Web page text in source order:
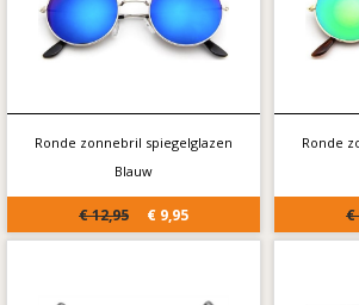
Ronde zonnebril spiegelglazen
Blauw
€ 12,95 € 9,95
Ronde
€